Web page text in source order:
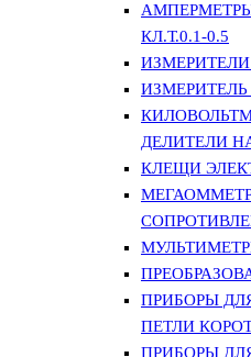
КЛ.Т.0.1-0.5
ДЕЛИТЕЛИ
КЛЕЩИ
ПРИБОРЫ
ПЕТЛИ
ПРИБОРЫ